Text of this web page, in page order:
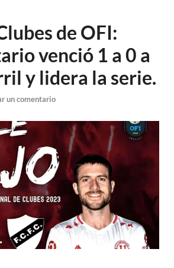
de OFI:
venció 1 a 0 a
y lidera la serie.
un comentario